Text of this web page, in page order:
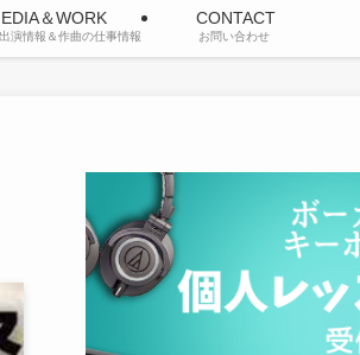
＆WORK
演情報＆作曲の仕事情報
CONTACT
お問い合わせ